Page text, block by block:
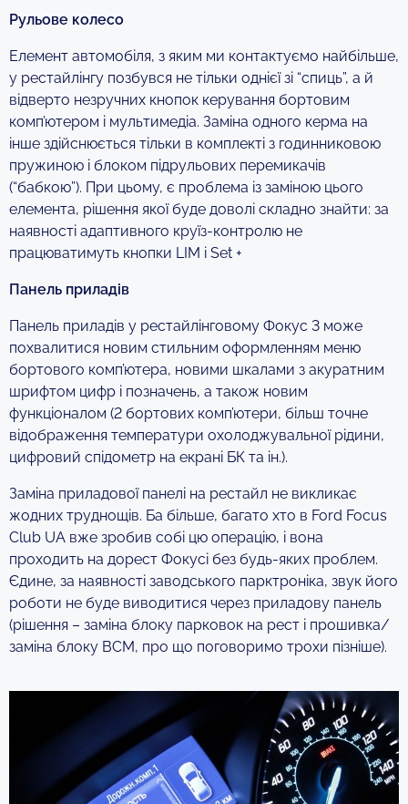
Рульове колесо
Елемент автомобіля, з яким ми контактуємо найбільше,
у рестайлінгу позбувся не тільки однієї зі “спиць”, а й
відверто незручних кнопок керування бортовим
комп’ютером і мультимедіа. Заміна одного керма на
інше здійснюється тільки в комплекті з годинниковою
пружиною і блоком підрульових перемикачів
(“бабкою”). При цьому, є проблема із заміною цього
елемента, рішення якої буде доволі складно знайти: за
наявності адаптивного круїз-контролю не
працюватимуть кнопки LIM і Set +
Панель приладів
Панель приладів у рестайлінговому Фокус 3 може
похвалитися новим стильним оформленням меню
бортового комп’ютера, новими шкалами з акуратним
шрифтом цифр і позначень, а також новим
функціоналом (2 бортових комп’ютери, більш точне
відображення температури охолоджувальної рідини,
цифровий спідометр на екрані БК та ін.).
Заміна приладової панелі на рестайл не викликає
жодних труднощів. Ба більше, багато хто в Ford Focus
Club UA вже зробив собі цю операцію, і вона
проходить на дорест Фокусі без будь-яких проблем.
Єдине, за наявності заводського парктроніка, звук його
роботи не буде виводитися через приладову панель
(рішення – заміна блоку парковок на рест і прошивка/
заміна блоку ВСМ, про що поговоримо трохи пізніше).